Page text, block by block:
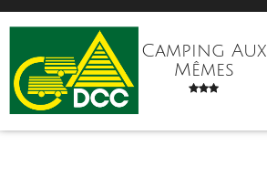
Camping Aux
Mêmes